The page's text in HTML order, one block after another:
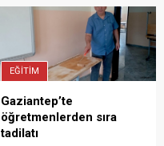
EĞİTİM
Gaziantep’te
öğretmenlerden sıra
tadilatı